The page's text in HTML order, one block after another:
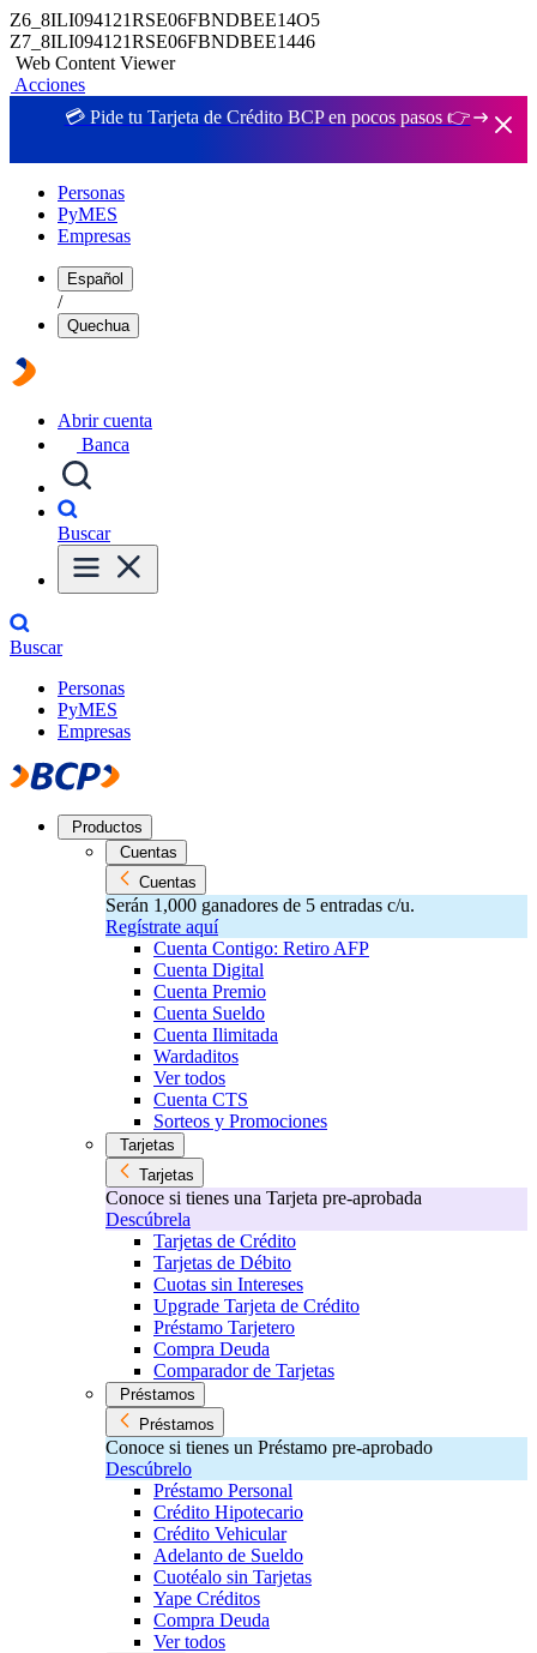
Z6_8ILI094121RSE06FBNDBEE14O5
Z7_8ILI094121RSE06FBNDBEE1446
Web Content Viewer
Acciones
💳 Pide tu Tarjeta de Crédito BCP en pocos pasos 👉
Personas
PyMES
Empresas
Español
/
Quechua
Abrir cuenta
Banca
Buscar
Buscar
Personas
PyMES
Empresas
Productos
Cuentas
Cuentas
Serán 1,000 ganadores de 5 entradas c/u.
Regístrate aquí
Cuenta Contigo: Retiro AFP
Cuenta Digital
Cuenta Premio
Cuenta Sueldo
Cuenta Ilimitada
Wardaditos
Ver todos
Cuenta CTS
Sorteos y Promociones
Tarjetas
Tarjetas
Conoce si tienes una Tarjeta pre-aprobada
Descúbrela
Tarjetas de Crédito
Tarjetas de Débito
Cuotas sin Intereses
Upgrade Tarjeta de Crédito
Préstamo Tarjetero
Compra Deuda
Comparador de Tarjetas
Préstamos
Préstamos
Conoce si tienes un Préstamo pre-aprobado
Descúbrelo
Préstamo Personal
Crédito Hipotecario
Crédito Vehicular
Adelanto de Sueldo
Cuotéalo sin Tarjetas
Yape Créditos
Compra Deuda
Ver todos